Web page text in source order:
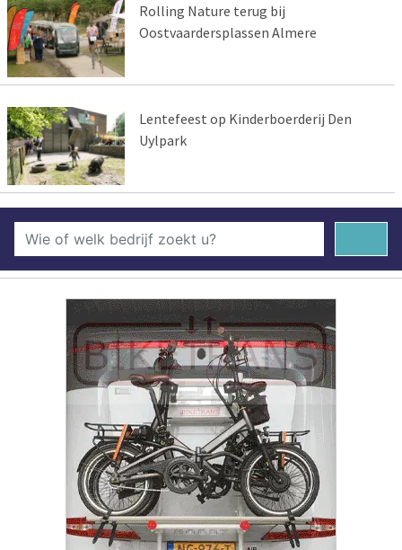
Rolling Nature terug bij
Oostvaardersplassen Almere
Lentefeest op Kinderboerderij Den
Uylpark